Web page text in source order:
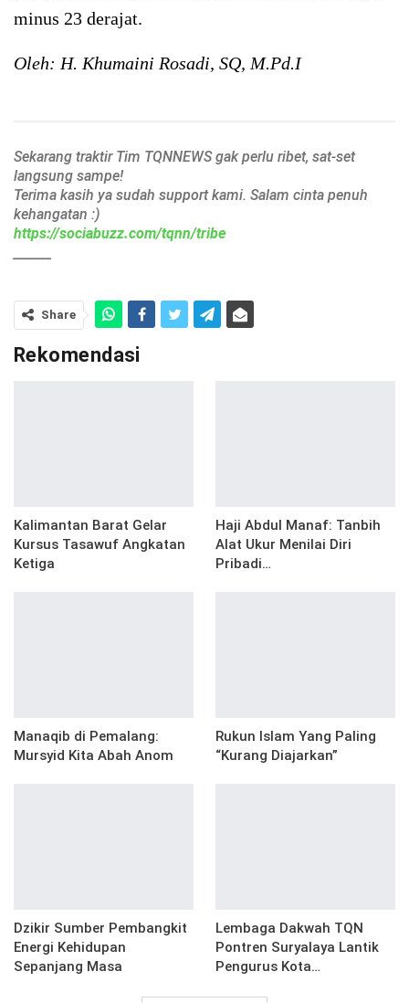
minus 23 derajat.
Oleh: H. Khumaini Rosadi, SQ, M.Pd.I
Sekarang traktir Tim TQNNEWS gak perlu ribet, sat-set
langsung sampe!
Terima kasih ya sudah support kami. Salam cinta penuh
kehangatan :)
https://sociabuzz.com/tqnn/tribe
Share
Rekomendasi
Kalimantan Barat Gelar
Kursus Tasawuf Angkatan
Ketiga
Haji Abdul Manaf: Tanbih
Alat Ukur Menilai Diri
Pribadi…
Manaqib di Pemalang:
Mursyid Kita Abah Anom
Rukun Islam Yang Paling
“Kurang Diajarkan”
Dzikir Sumber Pembangkit
Energi Kehidupan
Sepanjang Masa
Lembaga Dakwah TQN
Pontren Suryalaya Lantik
Pengurus Kota…